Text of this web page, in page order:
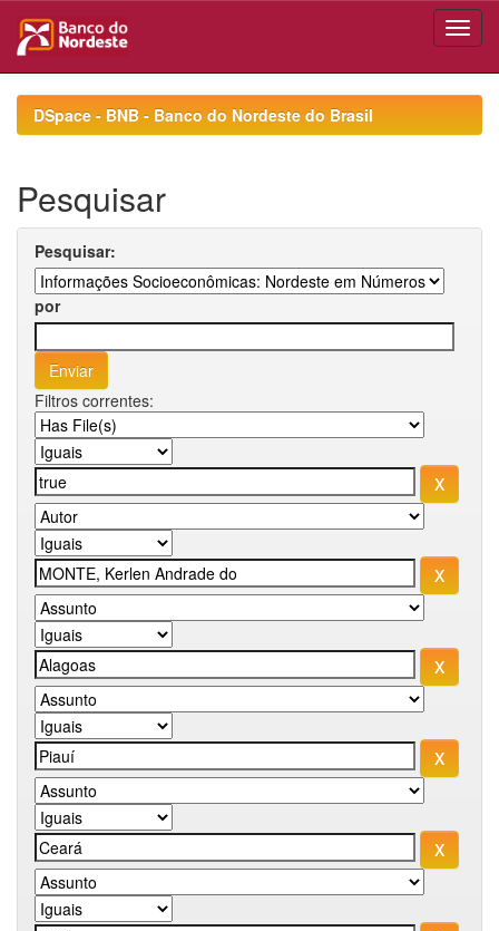
navigationDSpace - BNB - Banco do Nordeste do Brasil
Pesquisar
Pesquisar:
por
Filtros correntes: